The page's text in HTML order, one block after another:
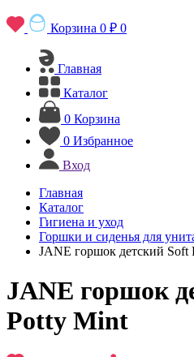
Корзина 0 ₽ 0
Главная
Каталог
0 Корзина
0 Избранное
Вход
Главная
Каталог
Гигиена и уход
Горшки и сиденья для
JANE горшок детский Soft
JANE горшок
Potty Mint